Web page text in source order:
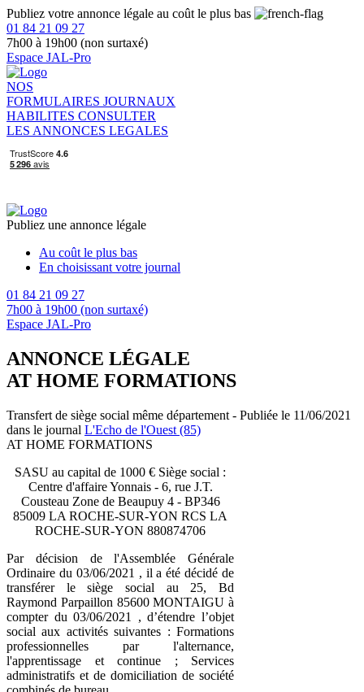
Publiez votre annonce légale au coût le plus bas
01 84 21 09 27
7h00 à 19h00 (non surtaxé)
Espace JAL-Pro
NOS
FORMULAIRES JOURNAUX
HABILITES CONSULTER
LES ANNONCES LEGALES
Publiez une annonce légale
Au coût le plus bas
En choisissant votre journal
01 84 21 09 27
7h00 à 19h00 (non surtaxé)
Espace JAL-Pro
ANNONCE LÉGALE
AT HOME FORMATIONS
Transfert de siège social même département - Publiée le 11/06/2021
dans le journal L'Echo de l'Ouest (85)
AT HOME FORMATIONS
SASU au capital de 1000 € Siège social :
Centre d'affaire Yonnais - 6, rue J.T.
Cousteau Zone de Beaupuy 4 - BP346
85009 LA ROCHE-SUR-YON RCS LA
ROCHE-SUR-YON 880874706
Par décision de l'Assemblée Générale
Ordinaire du 03/06/2021 , il a été décidé de
transférer le siège social au 25, Bd
Raymond Parpaillon 85600 MONTAIGU à
compter du 03/06/2021 , d’étendre l’objet
social aux activités suivantes : Formations
professionnelles par l'alternance,
l'apprentissage et continue ; Services
administratifs et de domiciliation de société